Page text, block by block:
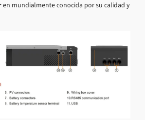
en mundialmente conocida por su calidad y